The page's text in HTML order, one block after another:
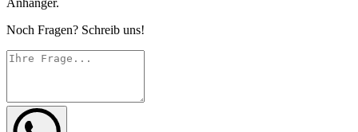
Anhänger.
Noch Fragen? Schreib uns!